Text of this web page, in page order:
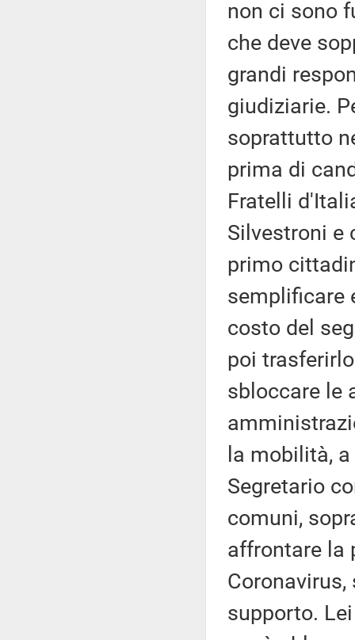
non ci sono
che deve
grandi
giudiziarie.
soprattutto
prima di
Fratelli
Silvestroni e
primo
semplificare
costo del
poi
sbloccare le
la mobilità,
Segretario
comuni,
affrontare la
supporto.